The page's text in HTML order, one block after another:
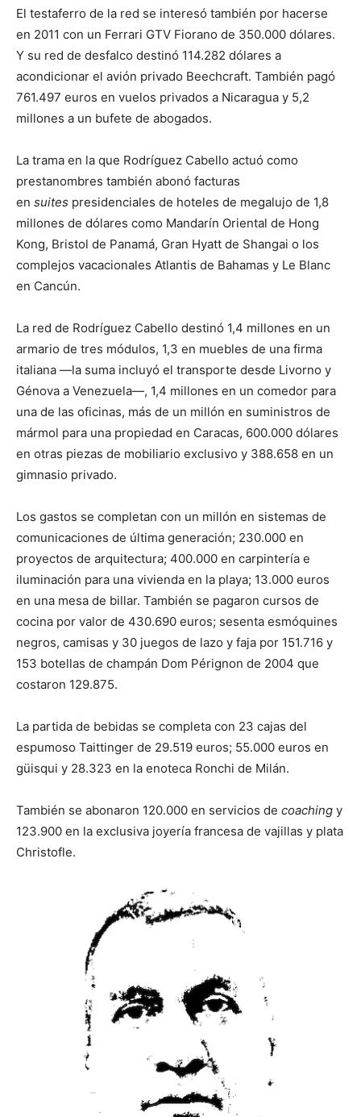
El testaferro de la red se interesó también por hacerse
en 2011 con un Ferrari GTV Fiorano de 350.000 dólares.
Y su red de desfalco destinó 114.282 dólares a
acondicionar el avión privado Beechcraft. También pagó
761.497 euros en vuelos privados a Nicaragua y 5,2
millones a un bufete de abogados.
La trama en la que Rodríguez Cabello actuó como
prestanombres también abonó facturas
en suites presidenciales de hoteles de megalujo de 1,8
millones de dólares como Mandarín Oriental de Hong
Kong, Bristol de Panamá, Gran Hyatt de Shangai o los
complejos vacacionales Atlantis de Bahamas y Le Blanc
en Cancún.
La red de Rodríguez Cabello destinó 1,4 millones en un
armario de tres módulos, 1,3 en muebles de una firma
italiana —la suma incluyó el transporte desde Livorno y
Génova a Venezuela―, 1,4 millones en un comedor para
una de las oficinas, más de un millón en suministros de
mármol para una propiedad en Caracas, 600.000 dólares
en otras piezas de mobiliario exclusivo y 388.658 en un
gimnasio privado.
Los gastos se completan con un millón en sistemas de
comunicaciones de última generación; 230.000 en
proyectos de arquitectura; 400.000 en carpintería e
iluminación para una vivienda en la playa; 13.000 euros
en una mesa de billar. También se pagaron cursos de
cocina por valor de 430.690 euros; sesenta esmóquines
negros, camisas y 30 juegos de lazo y faja por 151.716 y
153 botellas de champán Dom Pérignon de 2004 que
costaron 129.875.
La partida de bebidas se completa con 23 cajas del
espumoso Taittinger de 29.519 euros; 55.000 euros en
güisqui y 28.323 en la enoteca Ronchi de Milán.
También se abonaron 120.000 en servicios de coaching y
123.900 en la exclusiva joyería francesa de vajillas y plata
Christofle.